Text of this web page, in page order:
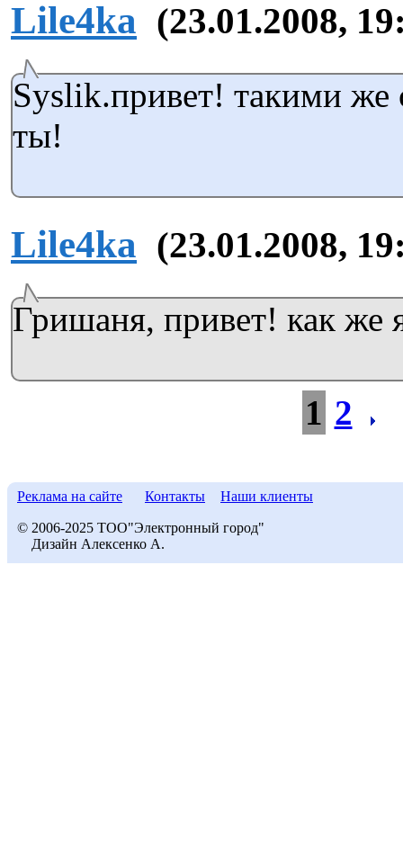
Lile4ka (23.01.2008,
Syslik.привет! такими же
ты!
Lile4ka (23.01.2008,
Гришаня, привет! как же
1 2
Реклама на сайте Контакты Наши клиенты
© 2006-2025 ТОО"Электронный город"
Дизайн Алексенко А.